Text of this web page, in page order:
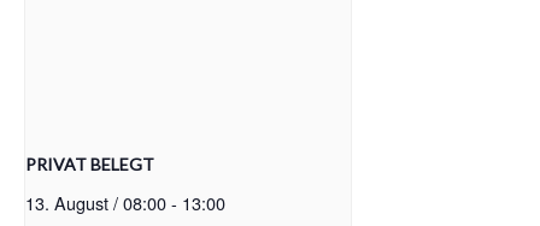
PRIVAT BELEGT
13. August / 08:00- 13:00